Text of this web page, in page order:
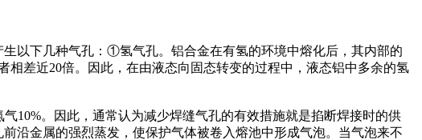
以下几种气孔：①氢气孔。铝合金在有氢的环境中熔化后，其内部的
相差近20倍。因此，在由液态向固态转变的过程中，液态铝中多余的氢
10%。因此，通常认为减少焊缝气孔的有效措施就是掐断焊接时的供
沿金属的强烈蒸发，使保护气体被卷入熔池中形成气泡。当气泡来不